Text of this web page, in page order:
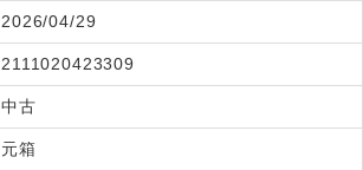
2026/04/29
2111020423309
中古
元箱